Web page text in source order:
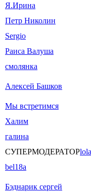
Я.Ирина
Петр Николин
Sergio
Раиса Валуша
смолянка
Алексей Башков
Мы встретимся
Халим
галина
СУПЕРМОДЕРАТОР
bel18a
Бэднарик сергей